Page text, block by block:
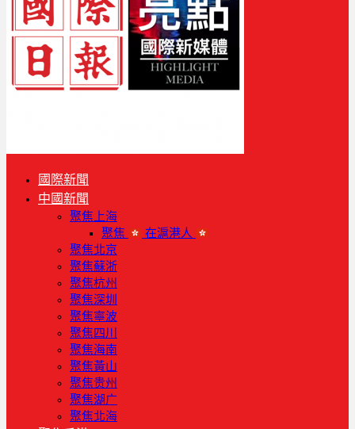
國際新聞
中國新聞
聚焦上海
聚焦
在滬港人
聚焦北京
聚焦蘇浙
聚焦杭州
聚焦深圳
聚焦寧波
聚焦四川
聚焦海南
聚焦黃山
聚焦贵州
聚焦湖广
聚焦北海